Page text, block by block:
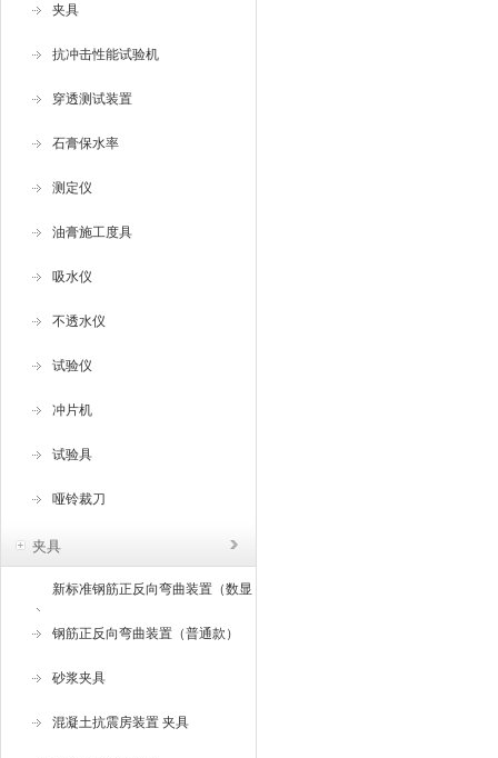
夹具
抗冲击性能试验机
穿透测试装置
石膏保水率
测定仪
油膏施工度具
吸水仪
不透水仪
试验仪
冲片机
试验具
哑铃裁刀
夹具
新标准钢筋正反向弯曲装置（数显
角度）
钢筋正反向弯曲装置（普通款）
砂浆夹具
混凝土抗震房装置 夹具